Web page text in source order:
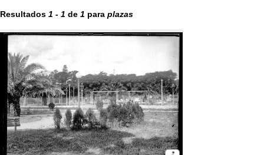
Resultados 1 - 1 de 1 para plazas